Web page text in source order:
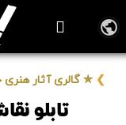
❯ ✮ گالری آثار هنری
تابلو